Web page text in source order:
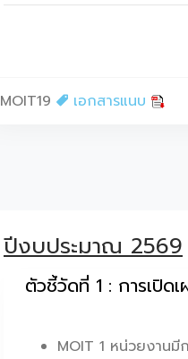
MOIT19 เอกสารแนบ
ปีงบประมาณ 2569
ตัวชี้วัดที่ 1 : การเปิด
MOIT 1 หน่วยงานมี